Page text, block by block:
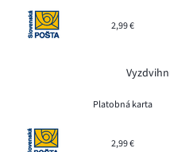
2,99 €
Platobná karta
2,99 €